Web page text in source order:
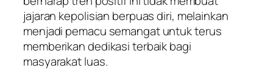
jajaran kepolisian berpuas diri, melainkan
menjadi pemacu semangat untuk terus
memberikan dedikasi terbaik bagi
masyarakat luas.